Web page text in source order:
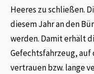
Heeres zu schließen.
diesem Jahr an den
werden. Damit erhält
Gefechtsfahrzeug, auf
vertrauen bzw. lange